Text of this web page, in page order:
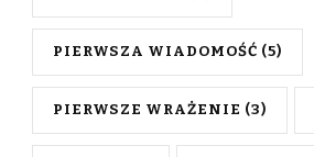
PIERWSZA WIADOMOŚĆ (5)
PIERWSZE WRAŻENIE (3)